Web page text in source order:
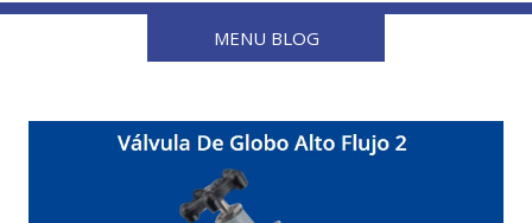
MENU BLOG